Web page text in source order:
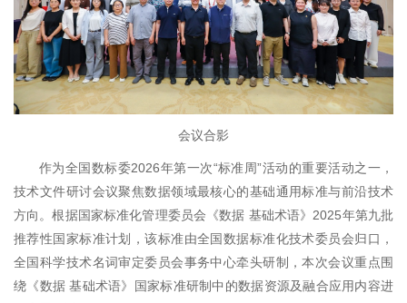
会议合影
作为全国数标委2026年第一次“标准周”活动的重要活动之一，
技术文件研讨会议聚焦数据领域最核心的基础通用标准与前沿技术
方向。根据国家标准化管理委员会《数据 基础术语》2025年第九批
推荐性国家标准计划，该标准由全国数据标准化技术委员会归口，
全国科学技术名词审定委员会事务中心牵头研制，本次会议重点围
绕《数据 基础术语》国家标准研制中的数据资源及融合应用内容进